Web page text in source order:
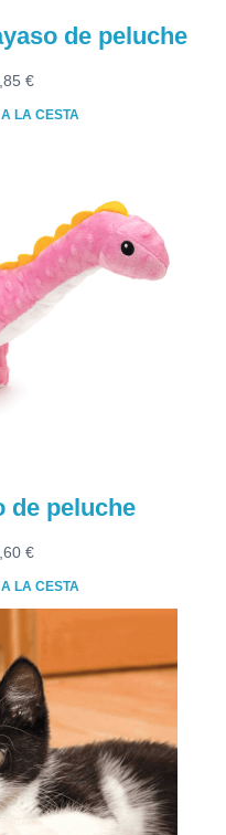
de peluche
€
LA CESTA
de peluche
€
LA CESTA